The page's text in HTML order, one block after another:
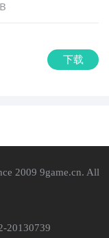
下载
2009 9game.cn. All
20130739